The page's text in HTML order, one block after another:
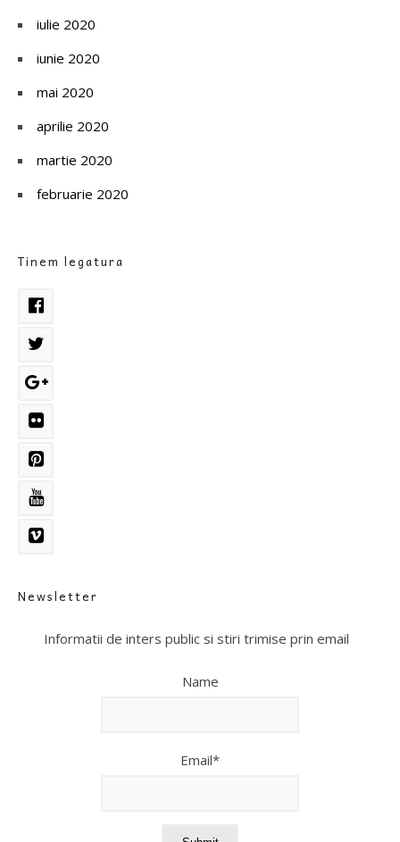
iulie 2020
iunie 2020
mai 2020
aprilie 2020
martie 2020
februarie 2020
Tinem legatura
Newsletter
Informatii de inters public si stiri trimise prin email
Name
Email*